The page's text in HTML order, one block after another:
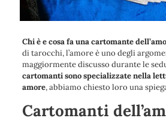
Chi è e cosa fa unacartomante
di tarocchi, l’amore è uno degli
maggiormente discusso durante le
cartomanti sono specializzate nella
amore, abbiamo chiesto loro una
Cartomanti